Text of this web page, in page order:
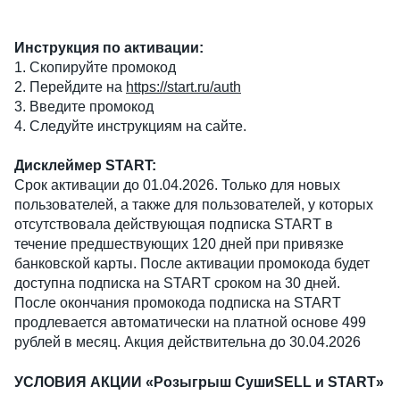
Инструкция по активации:
1. Скопируйте промокод
2. Перейдите на https://start.ru/auth
3. Введите промокод
4. Следуйте инструкциям на сайте.
Дисклеймер START:
Срок активации до 01.04.2026. Только для новых
пользователей, а также для пользователей, у которых
отсутствовала действующая подписка START в
течение предшествующих 120 дней при привязке
банковской карты. После активации промокода будет
доступна подписка на START сроком на 30 дней.
После окончания промокода подписка на START
продлевается автоматически на платной основе 499
рублей в месяц. Акция действительна до 30.04.2026
УСЛОВИЯ АКЦИИ «Розыгрыш СушиSELL и START»